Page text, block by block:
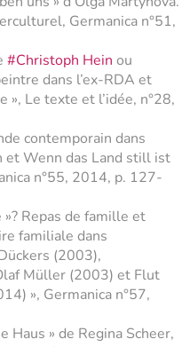
Germanica n°51,
#Christoph Hein ou
dans l’ex-RDA et
», Le texte et l’idée, n°28,
contemporain dans
et Wenn das Land still ist
n°55, 2014, p. 127-
Repas de famille et
familiale dans
(2003),
Müller (2003) et Flut
», Germanica n°57,
Haus » de Regina Scheer,